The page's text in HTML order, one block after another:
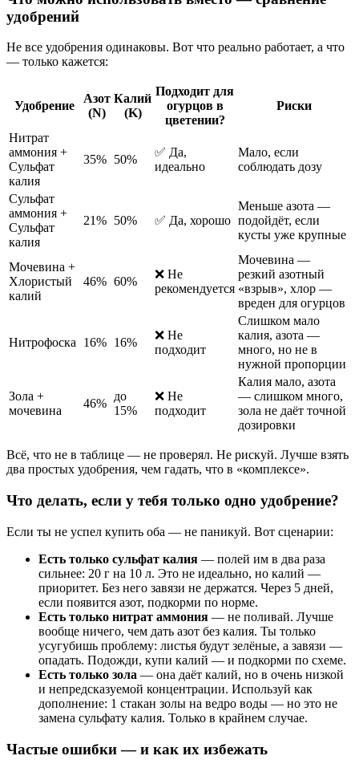
удобрений
Не все удобрения одинаковы. Вот что реально работает, а что
— только кажется:
Удобрение
Азот
(N)
Калий
(K)
Подходит для
огурцов в
цветении?
Риски
Нитрат
аммония +
Сульфат
калия
35% 50%
✅ Да,
идеально
Мало, если
соблюдать дозу
Сульфат
аммония +
Сульфат
калия
21% 50% ✅ Да, хорошо
Меньше азота —
подойдёт, если
кусты уже крупные
Мочевина +
Хлористый
калий
46% 60%
❌ Не
рекомендуется
Мочевина —
резкий азотный
«взрыв», хлор —
вреден для огурцов
Нитрофоска 16% 16%
❌ Не
подходит
Слишком мало
калия, азота —
много, но не в
нужной пропорции
Зола +
мочевина
46%
до
15%
❌ Не
подходит
Калия мало, азота
— слишком много,
зола не даёт точной
дозировки
Всё, что не в таблице — не проверял. Не рискуй. Лучше взять
два простых удобрения, чем гадать, что в «комплексе».
Что делать, если у тебя только одно удобрение?
Если ты не успел купить оба — не паникуй. Вот сценарии:
Есть только сульфат калия — полей им в два раза
сильнее: 20 г на 10 л. Это не идеально, но калий —
приоритет. Без него завязи не держатся. Через 5 дней,
если появится азот, подкорми по норме.
Есть только нитрат аммония — не поливай. Лучше
вообще ничего, чем дать азот без калия. Ты только
усугубишь проблему: листья будут зелёные, а завязи —
опадать. Подожди, купи калий — и подкорми по схеме.
Есть только зола — она даёт калий, но в очень низкой
и непредсказуемой концентрации. Используй как
дополнение: 1 стакан золы на ведро воды — но это не
замена сульфату калия. Только в крайнем случае.
Частые ошибки — и как их избежать